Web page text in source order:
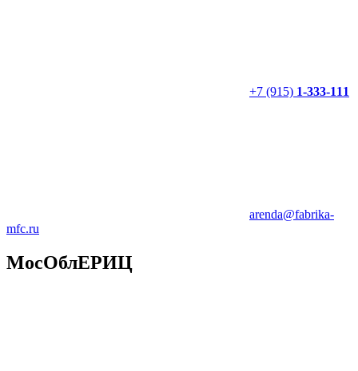
+7 (915) 1-333-111
arenda@fabrika-
mfc.ru
МосОблЕРИЦ